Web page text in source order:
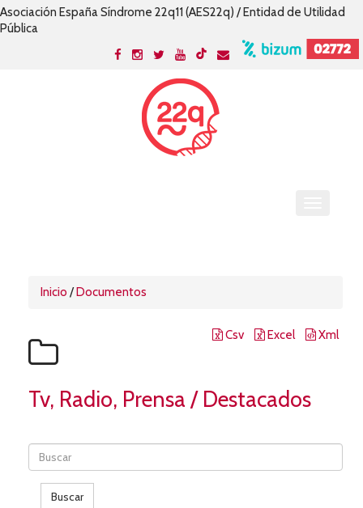
Asociación España Síndrome 22q11 (AES22q) / Entidad de Utilidad
Pública
Inicio /Documentos
Csv Excel Xml
Tv, Radio, Prensa / Destacados
Buscar